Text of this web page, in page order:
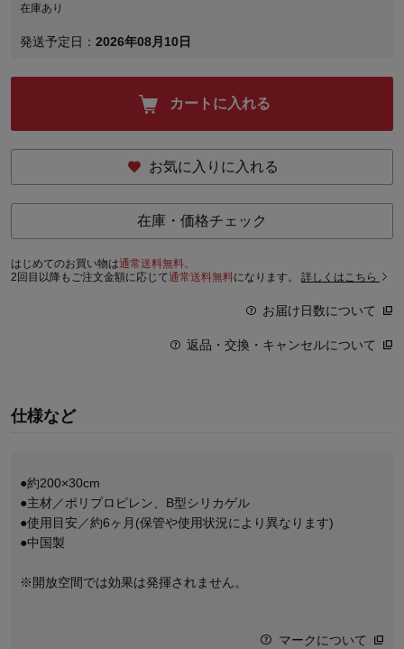
在庫あり
発送予定日： 2026年08月10日
カートに入れる
お気に入りに入れる
在庫・価格チェック
はじめてのお買い物は通常送料無料。
2回目以降もご注文金額に応じて通常送料無料になります。 詳しくはこちら
お届け日数について
返品・交換・キャンセルについて
仕様など
●約200×30cm
●主材／ポリプロピレン、B型シリカゲル
●使用目安／約6ヶ月(保管や使用状況により異なります)
●中国製
※開放空間では効果は発揮されません。
マークについて